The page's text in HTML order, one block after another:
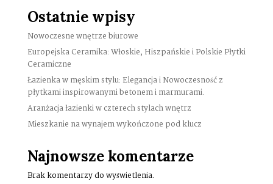
Ostatnie wpisy
Nowoczesne wnętrze biurowe
Europejska Ceramika: Włoskie, Hiszpańskie i Polskie Płytki
Ceramiczne
Łazienka w męskim stylu: Elegancja i Nowoczesność z
płytkami inspirowanymi betonem i marmurami.
Aranżacja łazienki w czterech stylach wnętrz
Mieszkanie na wynajem wykończone pod klucz
Najnowsze komentarze
Brak komentarzy do wyświetlenia.